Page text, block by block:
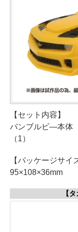
【セット内容】
バンブルビ―本体
（1）
【パッケージサイ
95×108×36mm
【